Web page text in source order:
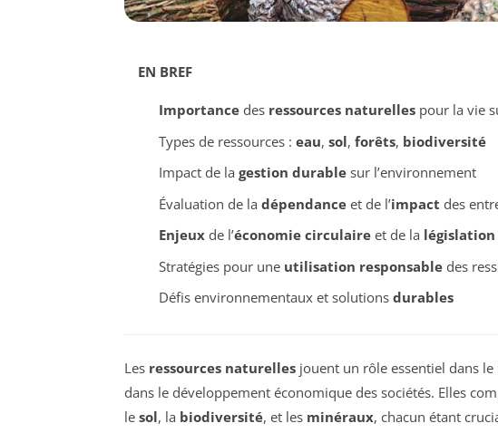
EN BREF
Importancedes ressources naturellespour la vie
Types de ressources : eau, sol, forêts, biodiversité
Impact de la gestion durablesur l’environnement
Évaluation de la dépendanceet de l’impact des
Enjeuxde l’économie circulaireet de la
Stratégies pour une utilisation responsabledes
Défis environnementaux et solutions durables
Les ressources naturelles jouent un rôle essentiel dans
dans le développement économique des sociétés. Elles
le sol, la biodiversité, et les minéraux, chacun étant